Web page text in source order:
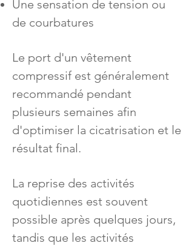
Une sensation de tension ou
de courbatures
Le port d'un vêtement
compressif est généralement
recommandé pendant
plusieurs semaines afin
d'optimiser la cicatrisation et le
résultat final.
La reprise des activités
quotidiennes est souvent
possible après quelques jours,
tandis que les activités